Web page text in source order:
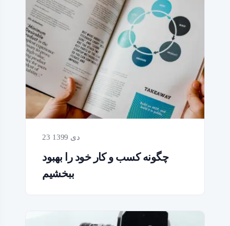
23 دی 1399
چگونه کسب و کار خود را بهبود
ببخشیم